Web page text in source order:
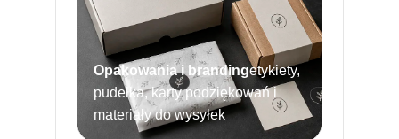
Opakowania i brandingetykiety,
pudełka, karty podziękowań i
materiały do wysyłek